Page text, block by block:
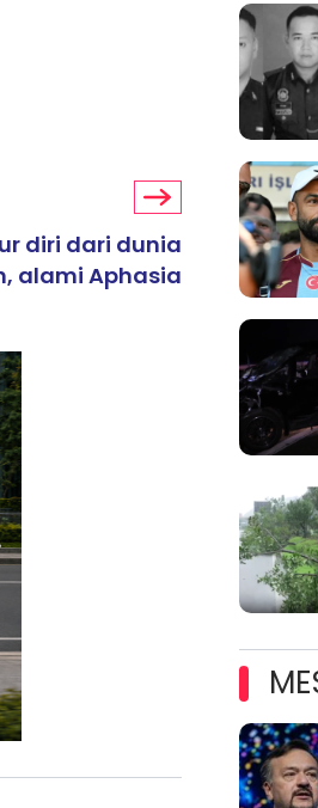
diri dari dunia
alami Aphasia
Ajinomoto (Malaysia) Berhad
aminoVITAL® Bersama